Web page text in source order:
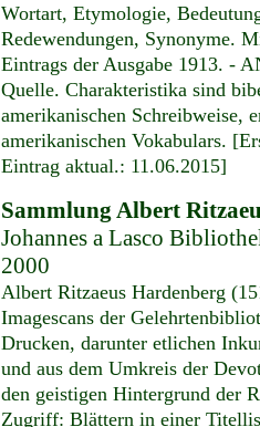
Wortart, Etymologie,
Redewendungen, Synonyme.
Eintrags der Ausgabe 1913. -
Quelle. Charakteristika sind
amerikanischen Schreibweise,
amerikanischen Vokabulars.
Eintrag aktual.: 11.06.2015]
Sammlung Albert
Johannes a Lasco
2000
Albert Ritzaeus Hardenberg
Imagescans der
Drucken, darunter etlichen
und aus dem Umkreis der
den geistigen Hintergrund der
Zugriff: Blättern in einer